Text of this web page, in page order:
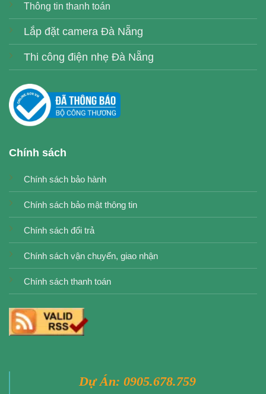
Thông tin thanh toán
Lắp đặt camera Đà Nẵng
Thi công điện nhẹ Đà Nẵng
Chính sách
Chính sách bảo hành
Chính sách bảo mật thông tin
Chính sách đổi trả
Chính sách vận chuyển, giao nhận
Chính sách thanh toán
Dự Án: 0905.678.759